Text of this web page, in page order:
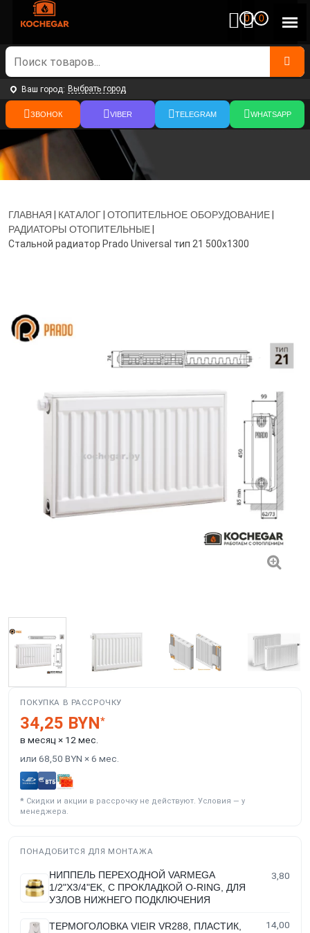
0 0
Ваш город: Выбрать город
ЗВОНОК VIBER TELEGRAM WHATSAPP
ГЛАВНАЯ | КАТАЛОГ| ОТОПИТЕЛЬНОЕ ОБОРУДОВАНИЕ|
РАДИАТОРЫ ОТОПИТЕЛЬНЫЕ|
Стальной радиатор Prado Universal тип 21 500x1300
ПОКУПКА В РАССРОЧКУ
34,25 BYN*
в месяц × 12 мес.
или 68,50 BYN × 6 мес.
* Скидки и акции в рассрочку не действуют. Условия — у
менеджера.
ПОНАДОБИТСЯ ДЛЯ МОНТАЖА
НИППЕЛЬ ПЕРЕХОДНОЙ VARMEGA
1/2"Х3/4"EK, С ПРОКЛАДКОЙ O-RING, ДЛЯ
УЗЛОВ НИЖНЕГО ПОДКЛЮЧЕНИЯ
3,80
ТЕРМОГОЛОВКА VIEIR VR288, ПЛАСТИК,
14,00